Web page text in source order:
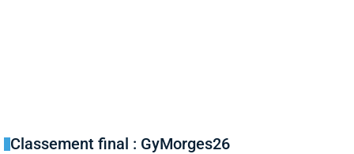
Classement final : GyMorges26